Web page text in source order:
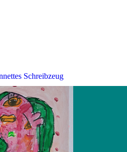
Schreibzeug